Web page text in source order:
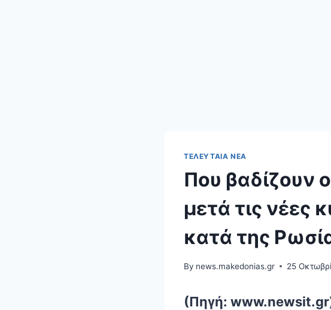
ΤΕΛΕΥΤΑΊΑ ΝΈΑ
Που βαδίζουν
μετά τις νέες
κατά της
By news.makedonias.gr 25
(Πηγή: